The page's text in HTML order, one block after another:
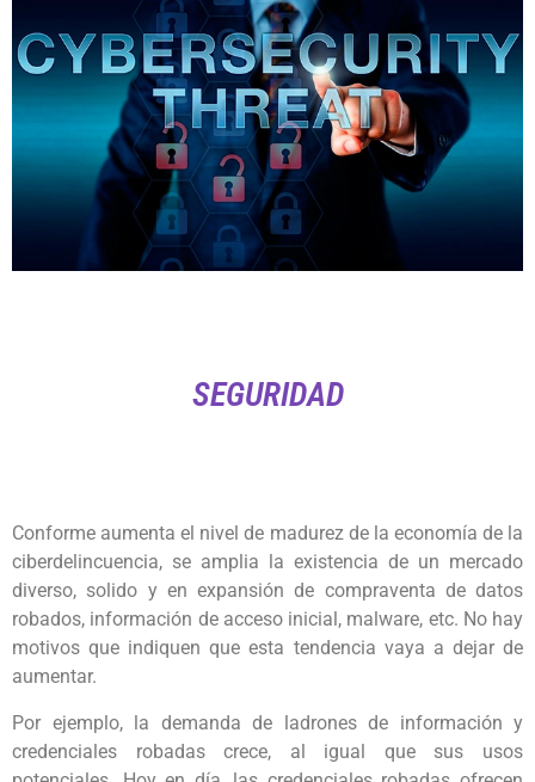
SEGURIDAD
Conforme aumenta el nivel de madurez de la economía de la
ciberdelincuencia, se amplia la existencia de un mercado
diverso, solido y en expansión de compraventa de datos
robados, información de acceso inicial, malware, etc. No hay
motivos que indiquen que esta tendencia vaya a dejar de
aumentar.
Por ejemplo, la demanda de ladrones de información y
credenciales robadas crece, al igual que sus usos